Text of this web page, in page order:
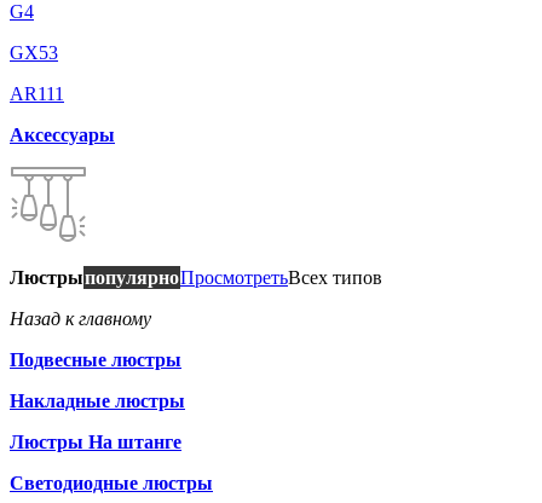
G4
GX53
AR111
Аксессуары
ЛюстрыпопулярноПросмотретьВсех типов
Назад к главному
Подвесные люстры
Накладные люстры
Люстры На штанге
Светодиодные люстры